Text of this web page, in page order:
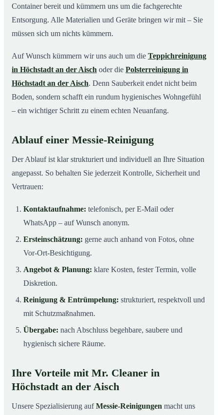
Container bereit und kümmern uns um die fachgerechte
Entsorgung. Alle Materialien und Geräte bringen wir mit – Sie
müssen sich um nichts kümmern.
Auf Wunsch kümmern wir uns auch um die Teppichreinigung
in Höchstadt an der Aisch oder die Polsterreinigung in
Höchstadt an der Aisch. Denn Sauberkeit endet nicht beim
Boden, sondern schafft ein rundum hygienisches Wohngefühl
– ein wichtiger Schritt zu einem echten Neuanfang.
Ablauf einer Messie-Reinigung
Der Ablauf ist klar strukturiert und individuell an Ihre Situation
angepasst. So behalten Sie jederzeit Kontrolle, Sicherheit und
Vertrauen:
Kontaktaufnahme: telefonisch, per E-Mail oder
WhatsApp – auf Wunsch anonym.
Ersteinschätzung: gerne auch anhand von Fotos, ohne
Vor-Ort-Besichtigung.
Angebot & Planung: klare Kosten, fester Termin, volle
Diskretion.
Reinigung & Entrümpelung: strukturiert, respektvoll und
mit Schutzmaßnahmen.
Übergabe: nach Abschluss begehbare, saubere und
hygienisch sichere Räume.
Ihre Vorteile mit Mr. Cleaner in
Höchstadt an der Aisch
Unsere Spezialisierung aufMessie-Reinigungen macht uns